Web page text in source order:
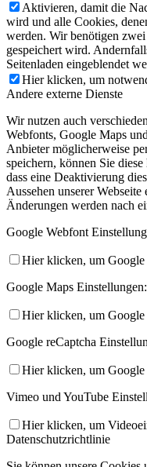
Aktivieren, damit die
wird und alle Cookies,
werden. Wir benötigen
gespeichert wird.
Seitenladen eingeblendet
Hier klicken, um
Andere externe Dienste
Wir nutzen auch
Webfonts, Google Maps
Anbieter möglicherweise
speichern, können Sie
dass eine Deaktivierung
Aussehen unserer
Änderungen werden nach
Google Webfont
Hier klicken, um Google
Google Maps Einstellungen:
Hier klicken, um
Google reCaptcha
Hier klicken, um Google
Vimeo und YouTube
Hier klicken, um
Datenschutzrichtlinie